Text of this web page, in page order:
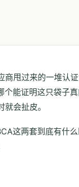
甩过来的一堆认
能证明这只袋子
会扯皮。
这两套到底有什